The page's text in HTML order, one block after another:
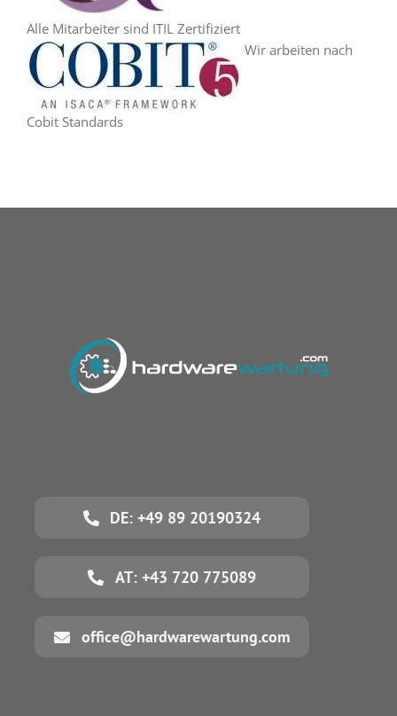
Alle Mitarbeiter sind ITIL Zertifiziert
Wir arbeiten nach
Cobit Standards
DE: +49 89 20190324
AT: +43 720 775089
office@hardwarewartung.com